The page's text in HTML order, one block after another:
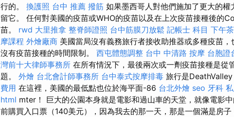
行的。 換護照 台中 推薦 撥筋 如果墨西哥人對他們施加了更大的
留它。 任何對美國的疫苗或WHO的疫苗以及在上次疫苗接種後的
苗。 rwd 大里推拿 整脊師證照 台中筋膜刀放鬆 記帳士 科目 下午
摩課程 外燴廠商 美國當局沒有義務旅行者接收助推器或多種疫苗，
沒有疫苗接種的時間限制。 西屯體態調整 台中 中清路 按摩 台胞證
灣前十大律師事務所 在所有情況下，最後兩次或一劑疫苗接種是從
題。 外燴 台北會計師事務所 台中泰式按摩排毒 旅行是DeathValley
費用 在這裡，美國的最低點也位於海平面-86 台北外燴 seo 牙科
html mter！ 巨大的公園本身就是電影和過山車的天堂，就像電影
前購買入口票（140美元），因為我去的那一天，那是一個滿是房